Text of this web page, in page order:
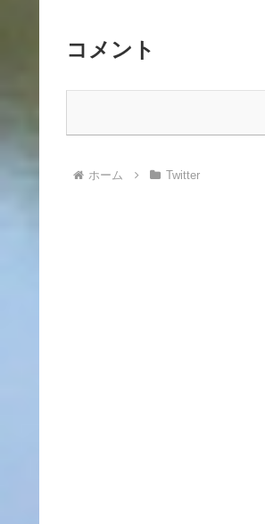
コメント
ホーム Twitter